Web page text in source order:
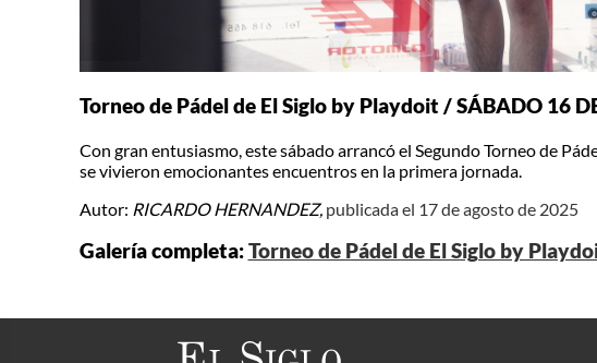
Torneo de Pádel de El Siglo by Playdoit / SÁBADO 16
Con gran entusiasmo, este sábado arrancó el Segundo Torneo de
se vivieron emocionantes encuentros en la primera jornada.
Autor: RICARDO HERNANDEZ, publicada el 17 de agosto de 2025
Galería completa:Torneo de Pádel de El Siglo by